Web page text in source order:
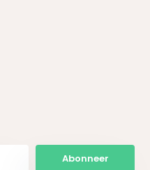
Abonneer